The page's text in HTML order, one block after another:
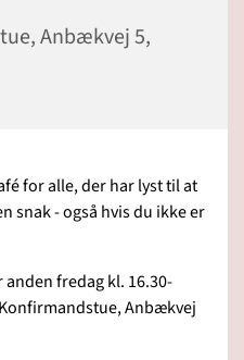
Anbækvej 5,
for alle, der har lyst til at
snak - også hvis du ikke er
fredag kl. 16.30-
Anbækvej